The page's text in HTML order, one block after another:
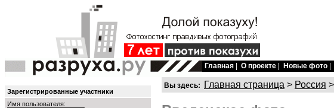
Главная О проекте Новые фото
Зарегистрированные участники
Имя пользователя:
Вы здесь: Главная страница > Россия >